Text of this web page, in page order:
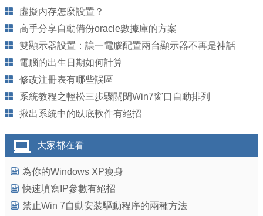
虛擬內存怎麼設置？
高手分享自動備份oracle數據庫的方案
雙顯示器設置：讓一電腦配置兩台顯示器不再是神話
電腦的出生日期如何計算
修改注冊表有哪些誤區
系統教程之輕松三步驟關閉Win7窗口自動排列
揪出系統中的臥底軟件有絕招
大家都在看
為你的Windows XP瘦身
快速填寫IP參數有絕招
禁止Win 7自動安裝驅動程序的兩種方法